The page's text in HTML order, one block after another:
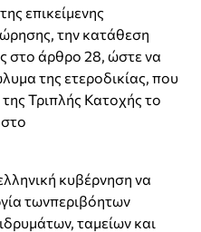
επικείμενης
την κατάθεση
στο άρθρο 28, ώστε να
της ετεροδικίας, που
Τριπλής Κατοχής το
κυβέρνηση να
τωνπεριβόητων
ταμείων και